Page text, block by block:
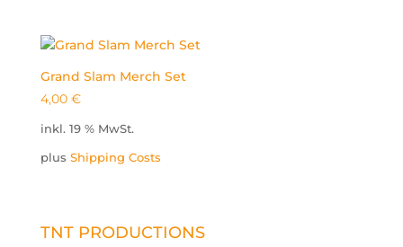
Grand Slam Merch Set
4,00 €
inkl. 19 % MwSt.
plus Shipping Costs
TNT PRODUCTIONS